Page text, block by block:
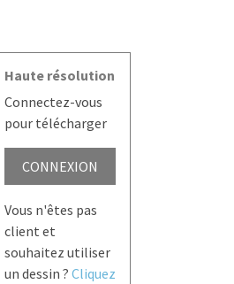
Haute résolution
Connectez-vous
pour télécharger
CONNEXION
Vous n'êtes pas
client et
souhaitez utiliser
un dessin ? Cliquez